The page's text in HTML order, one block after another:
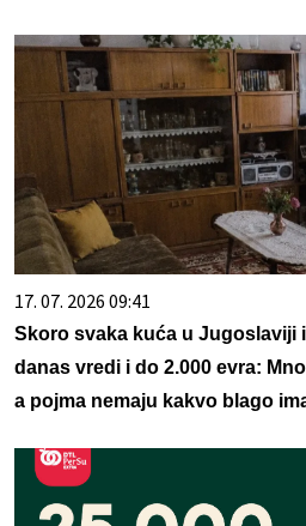
17. 07. 2026 09:41
Skoro svaka kuća u Jugoslaviji
danas vredi i do 2.000 evra:
a pojma nemaju kakvo blago